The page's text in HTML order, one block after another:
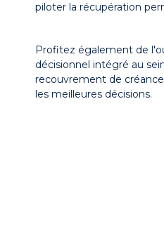
piloter la récupération
Profitez également de
décisionnel intégré au
recouvrement de
les meilleures décisions.